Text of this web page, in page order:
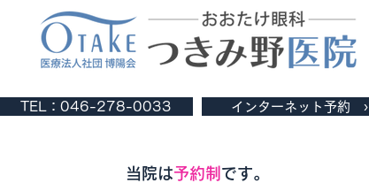
TEL：046-278-0033 インターネット予約 ›
当院は予約制 です。